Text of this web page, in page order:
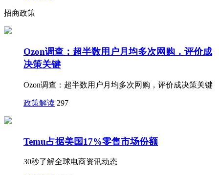
招商政策
Ozon调查：超半数用户月均多次网购，评价成
决策关键
Ozon调查：超半数用户月均多次网购，评价成决策关键
政策解读 297
Temu占据美国17%零售市场份额
30秒了解全球电商资讯动态